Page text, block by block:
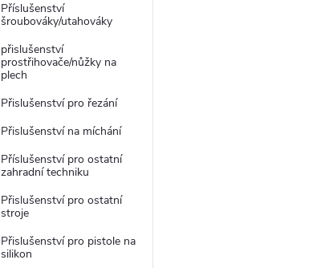
Příslušenství
šroubováky/utahováky
přislušenství
prostřihovače/nůžky na
plech
Přislušenství pro řezání
Přislušenství na míchání
Příslušenství pro ostatní
zahradní techniku
Přislušenství pro ostatní
stroje
Přislušenství pro pistole na
silikon